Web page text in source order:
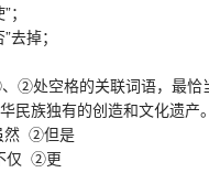
掉；
处空格的关联词语，最恰
族独有的创造和文化遗产
②但是
②更